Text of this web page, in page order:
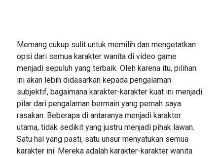
Memang cukup sulit untuk memilih dan mengetatkan
opsi dari semua karakter wanita di video game
menjadi sepuluh yang terbaik. Oleh karena itu, pilihan
ini akan lebih didasarkan kepada pengalaman
subjektif, bagaimana karakter-karakter kuat ini menjadi
pilar dari pengalaman bermain yang pernah saya
rasakan. Beberapa di antaranya menjadi karakter
utama, tidak sedikit yang justru menjadi pihak lawan.
Satu hal yang pasti, satu unsur menyatukan semua
karakter ini. Mereka adalah karakter-karakter wanita